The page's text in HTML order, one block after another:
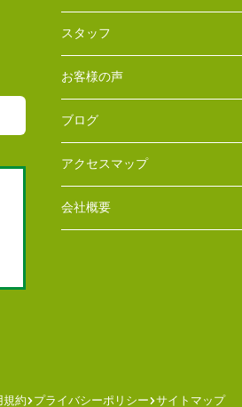
スタッフ
お客様の声
ブログ
アクセスマップ
会社概要
規約 プライバシーポリシー サイトマップ